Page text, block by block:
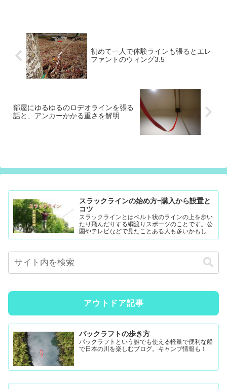
初めて一人で体験ラインも張るとエレ
ファントのウィング3.5
部屋にゆるゆるのロデオラインを張る
話と、アンカーかかる重さを解明
スラックラインの始め方−購入から設置と
コツ
スラックラインとはベルト状のラインの上を歩い
たり飛んだりする綱渡りスポーツのことです。公
園やテレビなどで見たことある人も多いかもしれ
ません。難易度調整が簡単なので幼児から大人ま
アウトドア記事
パックラフトの歩き方
パックラフトという誰でも使える軽量で便利な船
で日本の川を楽しむブログ。キャンプ情報も！